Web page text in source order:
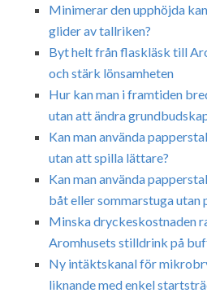
Minimerar den upphöjda
glider av tallriken?
Byt helt från flaskläsk till
och stärk lönsamheten
Hur kan man i framtiden
utan att ändra
Kan man använda
utan att spilla lättare?
Kan man använda
båt eller sommarstuga utan
Minska dryckeskostnaden
Aromhusets stilldrink på
Ny intäktskanal för
liknande med enkel